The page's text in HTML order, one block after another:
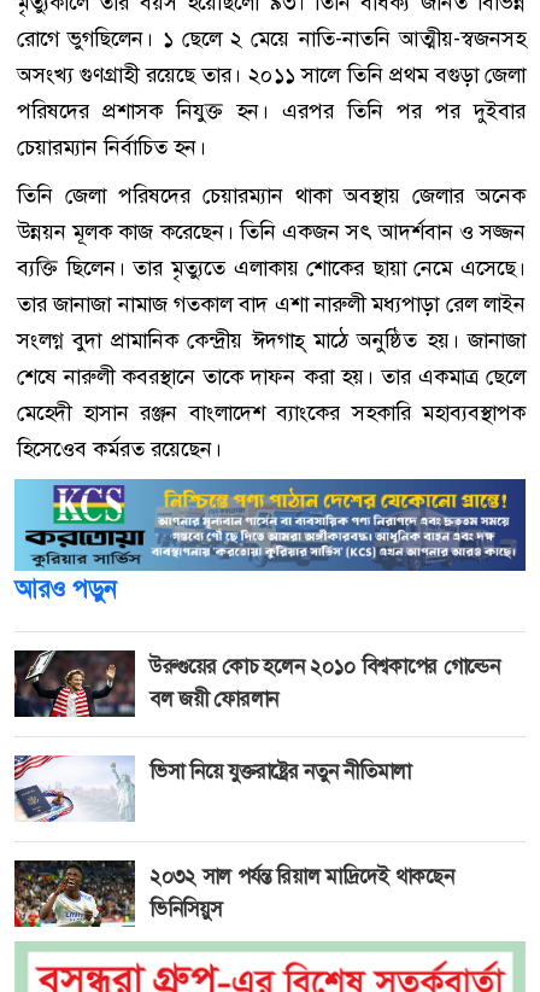
রোগে ভুগছিলেন। ১ ছেলে ২ মেয়ে নাতি-নাতনি আত্মীয়-স্বজনসহ
অসংখ্য গুণগ্রাহী রয়েছে তার। ২০১১ সালে তিনি প্রথম বগুড়া জেলা
পরিষদের প্রশাসক নিযুক্ত হন। এরপর তিনি পর পর দুইবার
চেয়ারম্যান নির্বাচিত হন।
তিনি জেলা পরিষদের চেয়ারম্যান থাকা অবস্থায় জেলার অনেক
উন্নয়ন মূলক কাজ করেছেন। তিনি একজন সৎ আদর্শবান ও সজ্জন
ব্যক্তি ছিলেন। তার মৃত্যুতে এলাকায় শোকের ছায়া নেমে এসেছে।
তার জানাজা নামাজ গতকাল বাদ এশা নারুলী মধ্যপাড়া রেল লাইন
সংলগ্ন বুদা প্রামানিক কেন্দ্রীয় ঈদগাহ্ মাঠে অনুষ্ঠিত হয়। জানাজা
শেষে নারুলী কবরস্থানে তাকে দাফন করা হয়। তার একমাত্র ছেলে
মেহেদী হাসান রঞ্জন বাংলাদেশ ব্যাংকের সহকারি মহাব্যবস্থাপক
হিসেওেব কর্মরত রয়েছেন।
আরও পড়ুন
উরুগুয়ের কোচ হলেন ২০১০ বিশ্বকাপের গোল্ডেন
বল জয়ী ফোরলান
ভিসা নিয়ে যুক্তরাষ্ট্রের নতুন নীতিমালা
২০৩২ সাল পর্যন্ত রিয়াল মাদ্রিদেই থাকছেন
ভিনিসিয়ুস